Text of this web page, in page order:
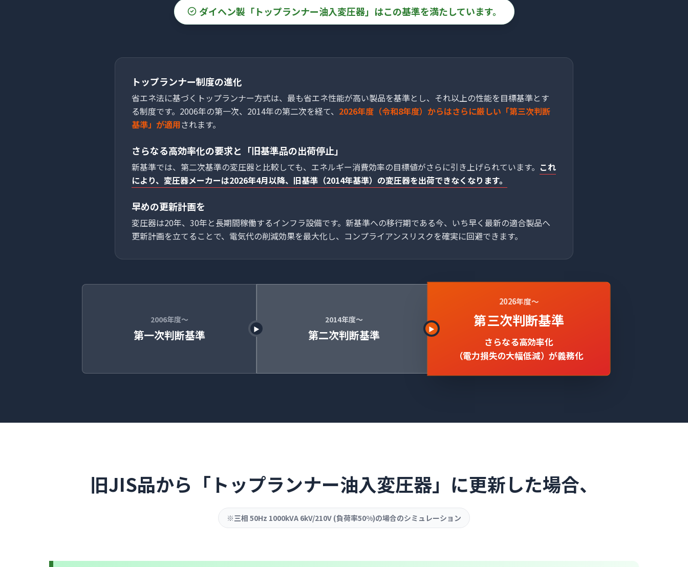
ダイヘン製「トップランナー油入変圧器」はこの基準を満たしています。
トップランナー制度の進化
省エネ法に基づくトップランナー方式は、最も省エネ性能が高い製品を基準とし、それ以上の性能を目標基準とす
る制度です。2006年の第一次、2014年の第二次を経て、 2026年度（令和8年度）からはさらに厳しい「第三次判断
基準」が適用されます。
さらなる高効率化の要求と「旧基準品の出荷停止」
新基準では、第二次基準の変圧器と比較しても、エネルギー消費効率の目標値がさらに引き上げられています。 これ
により、変圧器メーカーは2026年4月以降、旧基準（2014年基準）の変圧器を出荷できなくなります。
早めの更新計画を
変圧器は20年、30年と長期間稼働するインフラ設備です。新基準への移行期である今、いち早く最新の適合製品へ
更新計画を立てることで、電気代の削減効果を最大化し、コンプライアンスリスクを確実に回避できます。
2006年度〜
第一次判断基準 ▶
2014年度〜
第二次判断基準 ▶
2026年度〜
第三次判断基準
さらなる高効率化
（電力損失の大幅低減）が義務化
旧JIS品から 「トップランナー油入変圧器」に更新した場合、
※三相 50Hz 1000kVA 6kV/210V (負荷率50%)の場合のシミュレーション